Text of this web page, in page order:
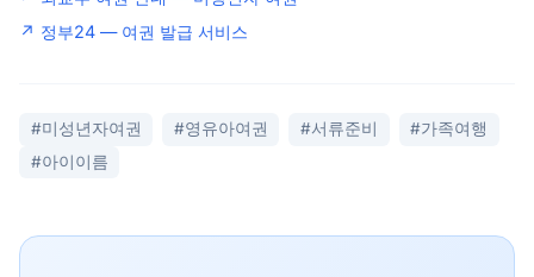
↗ 정부24 — 여권 발급 서비스
#미성년자여권 #영유아여권 #서류준비
#가족여행
#아이이름